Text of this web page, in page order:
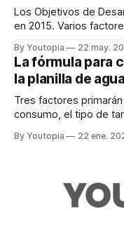
Los Objetivos de
en 2015. Varios
By Youtopia 22 may.
La fórmula para
la planilla de
Tres factores
consumo, el tipo de
By Youtopia 22 ene.